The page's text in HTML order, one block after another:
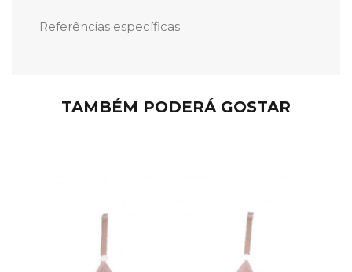
Referências específicas
TAMBÉM PODERÁ GOSTAR